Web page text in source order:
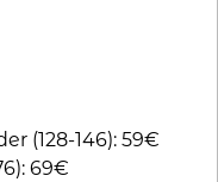
(128-146): 59€
69€